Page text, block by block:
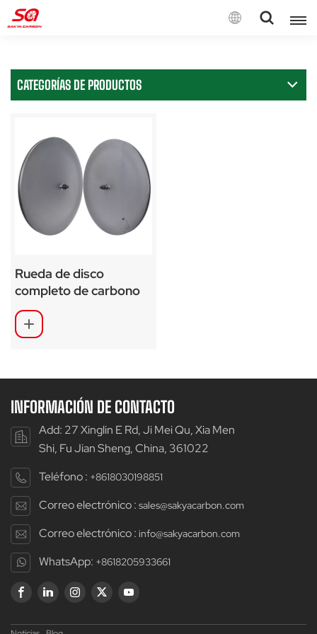
Español
CATEGORÍAS DE PRODUCTOS
Rueda de disco
completo de carbono
de 25 mm de ancho y
profundidad ondulada
para bicicletas de
INFORMACIÓN DE CONTACTO
Add: 27 Xinglin E Rd, Ji Mei Qu, Xia Men
Shi, Fu Jian Sheng, China, 361022
Teléfono : +8618030198851
Correo electrónico : sales@sakyacarbon.com
Correo electrónico : info@sakyacarbon.com
WhatsApp: +8618205933661